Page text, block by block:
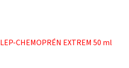
LEP-CHEMOPRÉN EXTREM 50 ml